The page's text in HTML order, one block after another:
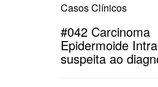
Casos Clínicos
#042 Carcinoma
Epidermoide
suspeita ao